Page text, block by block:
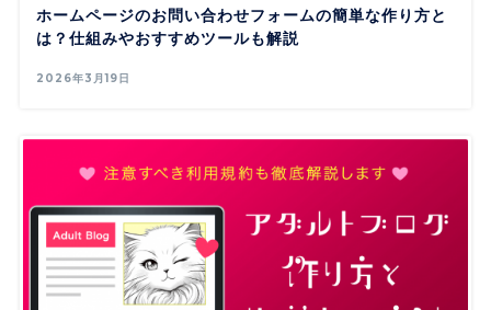
ホームページのお問い合わせフォームの簡単な作り方と
は？仕組みやおすすめツールも解説
2026年3月19日